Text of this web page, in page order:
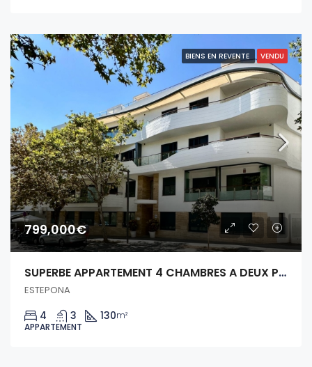
BIENS EN REVENTE VENDU
799,000€
SUPERBE APPARTEMENT 4 CHAMBRES A DEUX PAS DU CNETRE HISTORIQUE D´ESTEPONA.
ESTEPONA
4 3 130m²
APPARTEMENT